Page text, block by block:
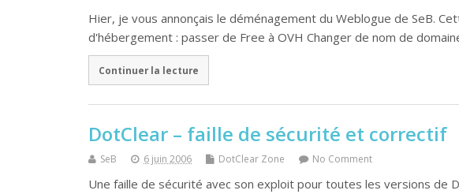
Hier, je vous annonçais le déménagement du Weblogue de SeB.
d'hébergement : passer de Free à OVH Changer de nom de
Continuer la lecture
DotClear – faille de sécurité et correctif
SeB 6 juin 2006 DotClear Zone No Comment
Une faille de sécurité avec son exploit pour toutes les versions de